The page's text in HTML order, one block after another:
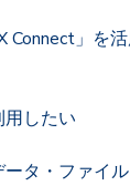
Connect」を
したい
タ・ファイ